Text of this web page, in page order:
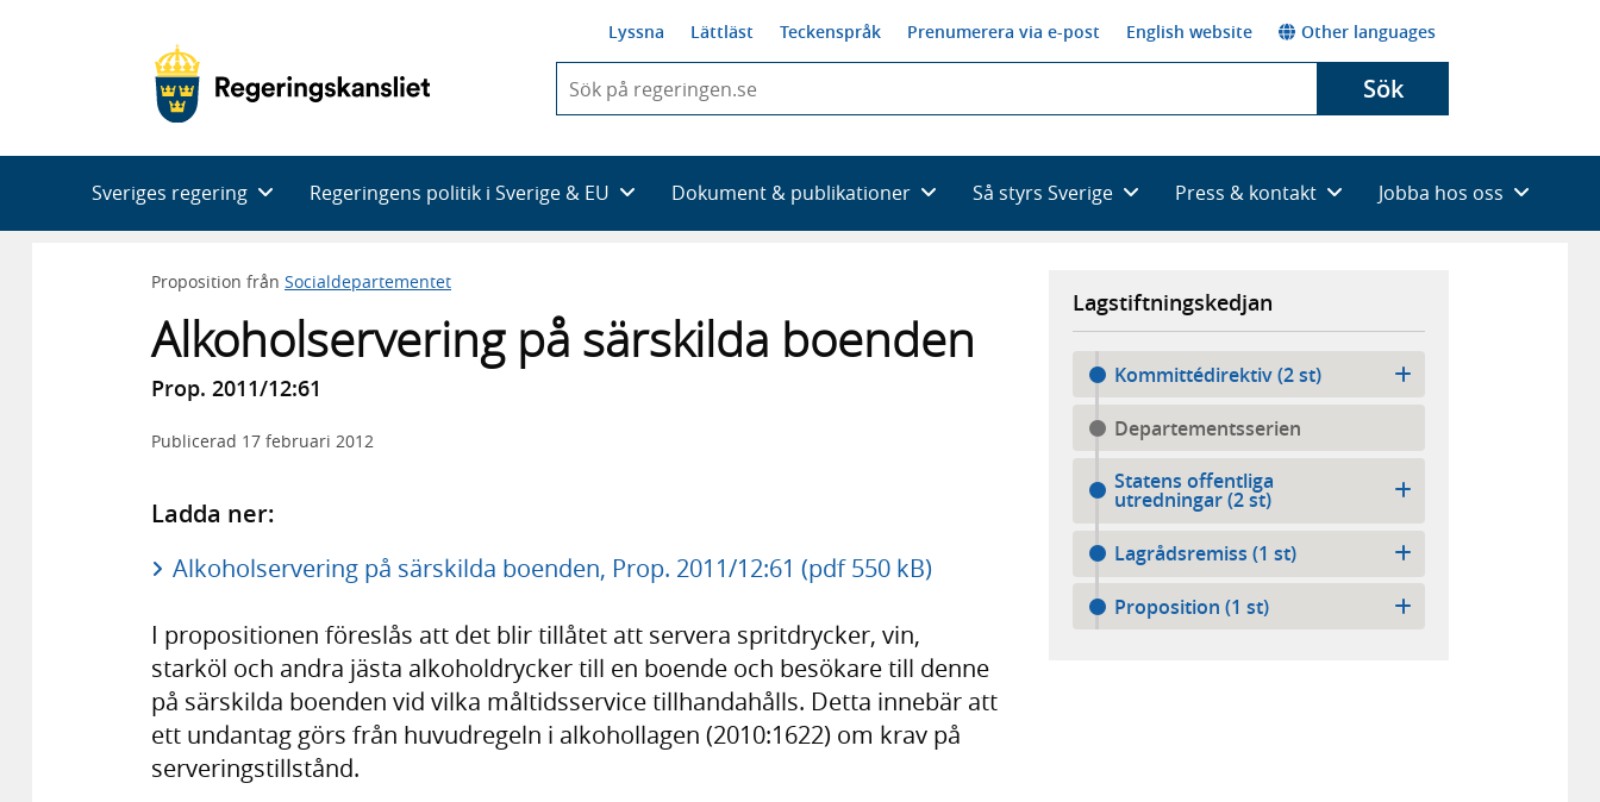
Lyssna Lättläst Teckenspråk Prenumerera via e-post English website Other languages
du
skriva
framträder
en
sökförslag
Sök
Sveriges regering Regeringens politik i Sverige & EU Dokument & publikationer Så styrs Sverige Press & kontakt Jobba hos oss
Proposition från Socialdepartementet
Alkoholservering på särskilda boenden
Prop. 2011/12:61
Publicerad 17 februari 2012
Ladda ner:
Alkoholservering på särskilda boenden, Prop. 2011/12:61 (pdf 550 kB)
I propositionen föreslås att det blir tillåtet att servera spritdrycker, vin,
starköl och andra jästa alkoholdrycker till en boende och besökare till denne
på särskilda boenden vid vilka måltidsservice tillhandahålls. Detta innebär att
ett undantag görs från huvudregeln i alkohollagen (2010:1622) om krav på
serveringstillstånd.
Lagstiftningskedjan
Kommittédirektiv (2 st)
Departementsserien
Statens offentliga
utredningar (2 st)
Lagrådsremiss (1 st)
Proposition (1 st)